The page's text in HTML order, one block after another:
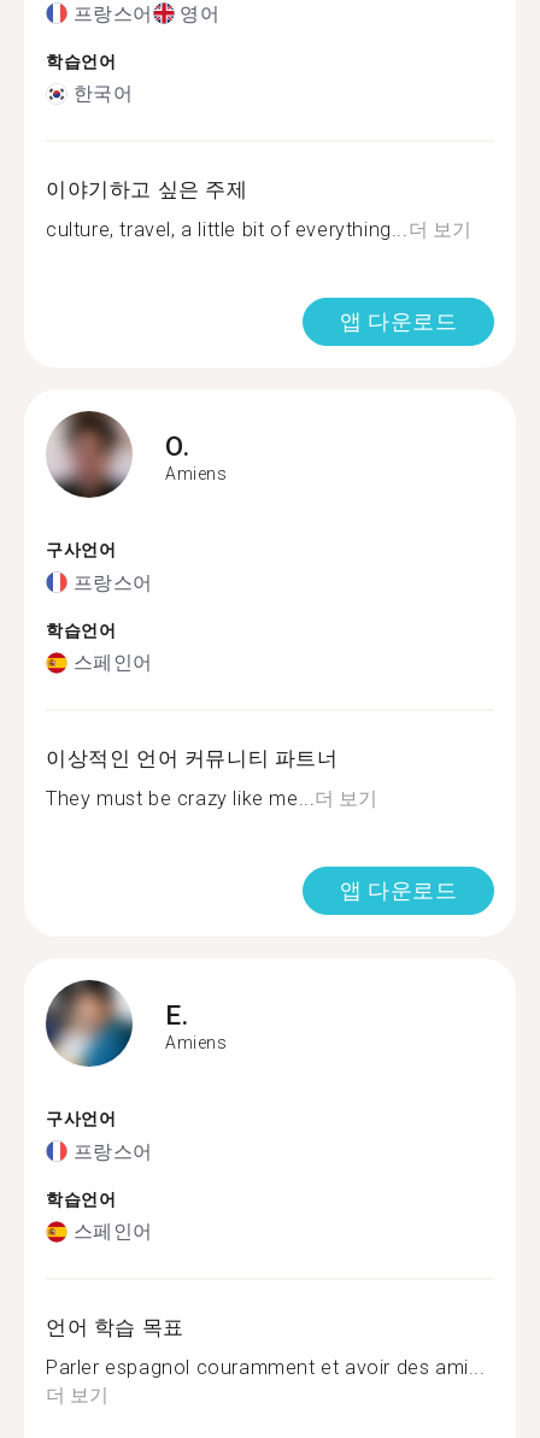
프랑스어 영어
학습언어
한국어
이야기하고 싶은 주제
culture, travel, a little bit of everything...더 보기
앱 다운로드
O.
Amiens
구사언어
프랑스어
학습언어
스페인어
이상적인 언어 커뮤니티 파트너
They must be crazy like me...더 보기
앱 다운로드
E.
Amiens
구사언어
프랑스어
학습언어
스페인어
언어 학습 목표
Parler espagnol couramment et avoir des ami...
더 보기